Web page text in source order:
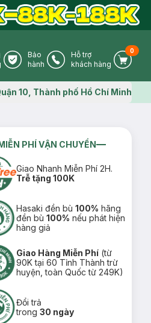
Warranty Icon
Bảo
hành
Phone Icon
Hỗ trợ
khách hàng
Cart
0
Map icon
10, Thành phố Hồ Chí Minh
PHÍ VẬN CHUYỂN
Giao Nhanh Miễn Phí 2H.
Trễ tặng 100K
Hasaki đền bù100% hãng
đền bù100% nếu phát hiện
hàng giả
Giao Hàng Miễn Phí (từ
90K tại 60 Tỉnh Thành trừ
huyện, toàn Quốc từ 249K)
Đổi trả
trong30 ngày